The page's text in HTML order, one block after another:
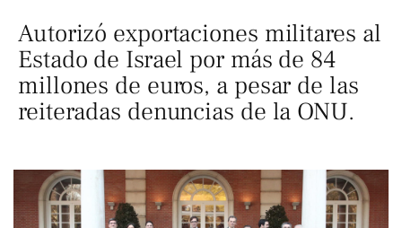
Autorizó exportaciones militares al
Estado de Israel por más de 84
millones de euros, a pesar de las
reiteradas denuncias de la ONU.